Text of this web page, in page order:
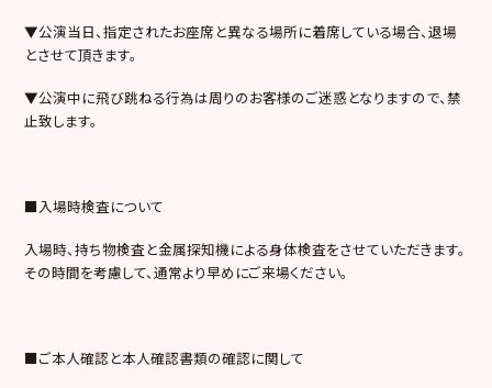
▼公演当日、指定されたお座席と異なる場所に着席している場合、退場
とさせて頂きます。
▼公演中に飛び跳ねる行為は周りのお客様のご迷惑となりますので、禁
止致します。
■入場時検査について
入場時、持ち物検査と金属探知機による身体検査をさせていただきます。
その時間を考慮して、通常より早めにご来場ください。
■ご本人確認と本人確認書類の確認に関して